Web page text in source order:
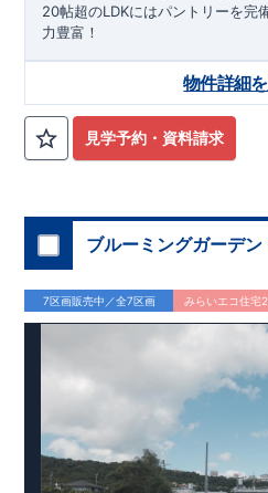
20帖超のLDKにはパントリーを完
力豊富！
見学予約・資料請求
物件詳細
ブルーミングガーデ
7区画販売中／全7区画 みらいエコ住宅